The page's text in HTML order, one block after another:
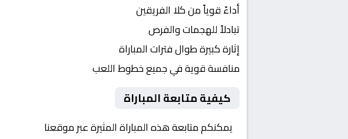
أداءً قوياً من كلا الفريقين
تبادلاً للهجمات والفرص
إثارة كبيرة طوال فترات المباراة
منافسة قوية في جميع خطوط اللعب
كيفية متابعة المباراة
يمكنكم متابعة هذه المباراة المثيرة عبر موقعنا